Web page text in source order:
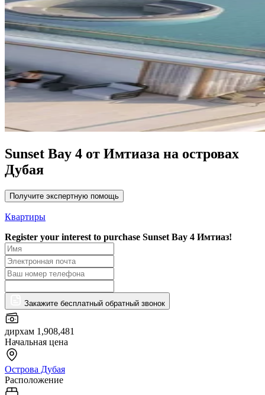
Sunset Bay 4 от Имтиаза на островах
Дубая
Получите экспертную помощь
Квартиры
Register your interest to purchase Sunset Bay 4 Имтиаз!
Закажите бесплатный обратный звонок
дирхам 1,908,481
Начальная цена
Острова Дубая
Расположение